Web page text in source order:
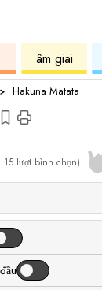
âm giai
ukulele
› Hakuna Matata
15 lượt bình chọn)